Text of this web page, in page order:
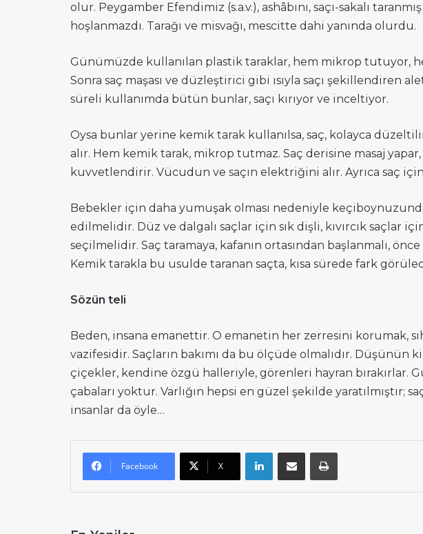
olur. Peygamber Efendimiz (s.a.v.), ashâbını, saçı-sakalı
hoşlanmazdı. Tarağı ve misvağı, mescitte dahi yanında olurdu.
Günümüzde kullanılan plastik taraklar, hem mikrop tutuyor,
Sonra saç maşası ve düzleştirici gibi ısıyla saçı şekillendiren
süreli kullanımda bütün bunlar, saçı kırıyor ve inceltiyor.
Oysa bunlar yerine kemik tarak kullanılsa, saç, kolayca
alır. Hem kemik tarak, mikrop tutmaz. Saç derisine masaj
kuvvetlendirir. Vücudun ve saçın elektriğini alır. Ayrıca saç
Bebekler için daha yumuşak olması nedeniyle
edilmelidir. Düz ve dalgalı saçlar için sık dişli, kıvırcık saçlar
seçilmelidir. Saç taramaya, kafanın ortasından başlanmalı,
Kemik tarakla bu usulde taranan saçta, kısa sürede fark
Sözün teli
Beden, insana emanettir. O emanetin her zerresini korumak,
vazifesidir. Saçların bakımı da bu ölçüde olmalıdır. Düşünün
çiçekler, kendine özgü halleriyle, görenleri hayran bırakırlar.
çabaları yoktur. Varlığın hepsi en güzel şekilde yaratılmıştır;
insanlar da öyle…
Facebook X
LinkedInE-Posta ile paylaş Yazdır